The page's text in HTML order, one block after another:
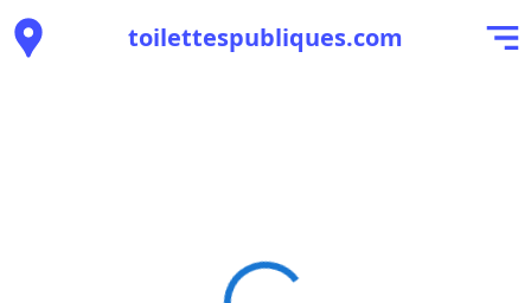
toilettespubliques.com